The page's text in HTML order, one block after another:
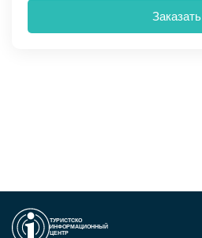
Заказать
ТУРИСТСКО
ИНФОРМАЦИОННЫЙ
ЦЕНТР